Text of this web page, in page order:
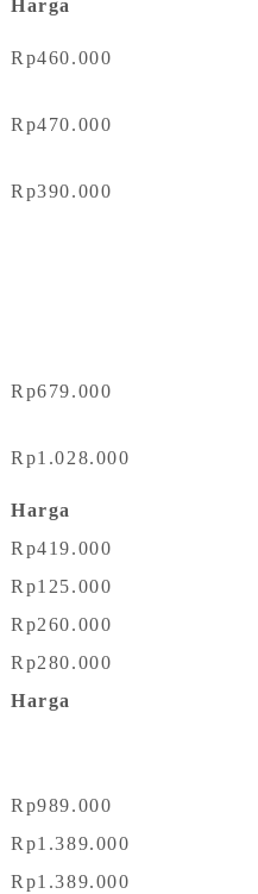
Harga
Rp460.000
Rp470.000
Rp390.000
Rp679.000
Rp1.028.000
Harga
Rp419.000
Rp125.000
Rp260.000
Rp280.000
Harga
Rp989.000
Rp1.389.000
Rp1.389.000